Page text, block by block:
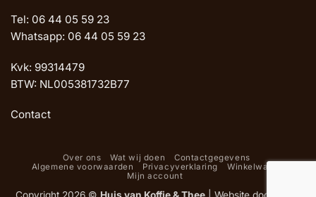
Tel: 06 44 05 59 23
Whatsapp: 06 44 05 59 23
Kvk: 99314479
BTW: NL005381732B77
Contact
Over ons Wat wij doen
Contactgegevens
Algemene voorwaarden
Privacyverklaring
Winkelwagen
Mijn account